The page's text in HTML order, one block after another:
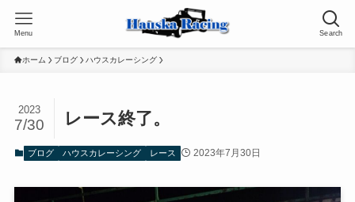
Search
Menu
ホーム ブログ ハウスカレーシング
レース終了。
2023
7/30
ブログ ハウスカレーシング レース 2023年7月30日